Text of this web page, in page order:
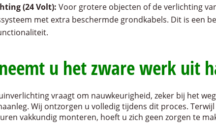
(24 Volt): Voor grotere objecten of de verlichting
met extra beschermde grondkabels. Dit is een
u het zware werk uit
vraagt om nauwkeurigheid, zeker bij het
Wij ontzorgen u volledig tijdens dit proces.
vakkundig monteren, hoeft u zich geen zorgen te